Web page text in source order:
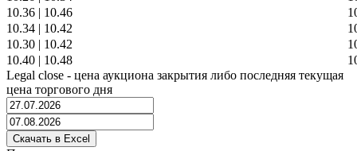
10.36 | 10.46
10.34 | 10.42
10.30 | 10.42
10.40 | 10.48
Legal close - цена аукциона закрытия либо последняя текущая
цена торгового дня